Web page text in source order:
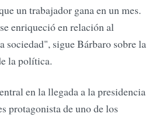
un trabajador gana en un mes.
enriqueció en relación al
sociedad", sigue Bárbaro sobre la
la política.
en la llegada a la presidencia
protagonista de uno de los